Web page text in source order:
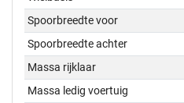
Spoorbreedte voor
Spoorbreedte achter
Massa rijklaar
Massa ledig voertuig